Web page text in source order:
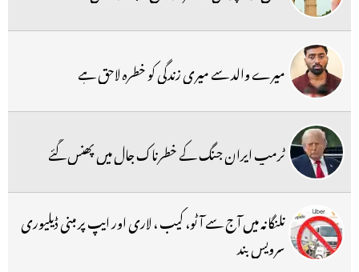
میرے والد سے میری زندگی کو خطرہ لاحق ہے
ٹرمپ ایران جنگ کے خطرناک جال میں پھنس گئے
تلنگانہ میں آج سے آٹو، کیب ، لاری اور ایپ پر مبنی ڈیلیوری
سرویس بند